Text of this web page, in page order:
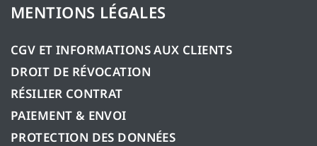
MENTIONS LÉGALES
CGV ET INFORMATIONS AUX CLIENTS
DROIT DE RÉVOCATION
RÉSILIER CONTRAT
PAIEMENT & ENVOI
PROTECTION DES DONNÉES